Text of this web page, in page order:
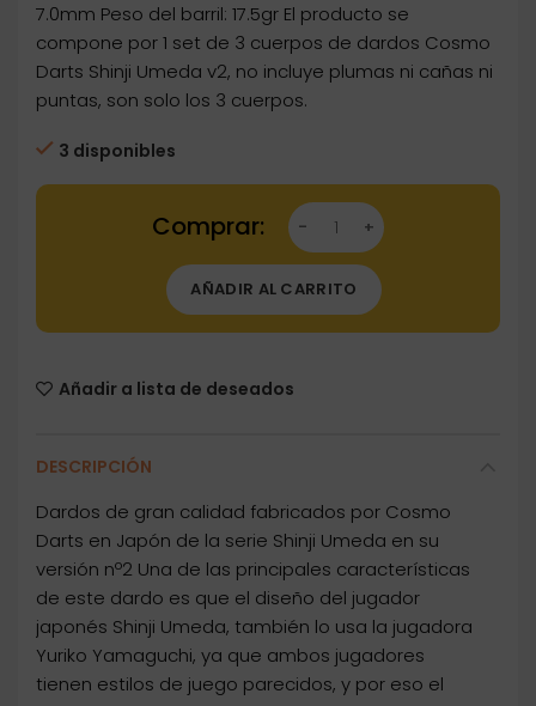
7.0mm Peso del barril: 17.5gr El producto se
compone por 1 set de 3 cuerpos de dardos Cosmo
Darts Shinji Umeda v2, no incluye plumas ni cañas ni
puntas, son solo los 3 cuerpos.
3 disponibles
Dartstore Dardos Cosmo Darts Shinji Umeda
AÑADIR AL CARRITO
Añadir a lista de deseados
DESCRIPCIÓN
Dardos de gran calidad fabricados por Cosmo
Darts en Japón de la serie Shinji Umeda en su
versión nº2 Una de las principales características
de este dardo es que el diseño del jugador
japonés Shinji Umeda, también lo usa la jugadora
Yuriko Yamaguchi, ya que ambos jugadores
tienen estilos de juego parecidos, y por eso el